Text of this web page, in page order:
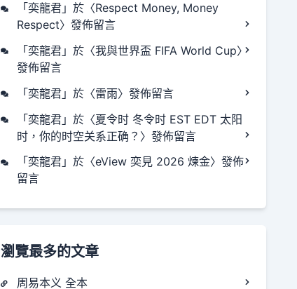
「奕龍君」於〈Respect Money, Money
Respect〉發佈留言
「奕龍君」於〈我與世界盃 FIFA World Cup〉
發佈留言
「奕龍君」於〈雷雨〉發佈留言
「奕龍君」於〈夏令时 冬令时 EST EDT 太阳
时，你的时空关系正确？ 〉發佈留言
「奕龍君」於〈eView 奕見 2026 煉金〉發佈
留言
瀏覽最多的文章
周易本义 全本